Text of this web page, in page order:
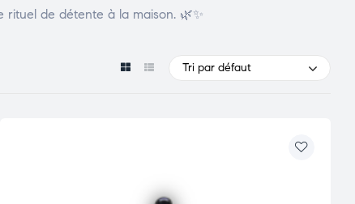
rituel de détente à la maison. 🌿✨
Tri par défaut